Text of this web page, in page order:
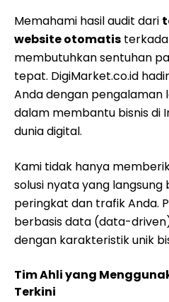
Memahami hasil audit dari
website otomatis
membutuhkan sentuhan
tepat. DigiMarket.co.id
Anda dengan pengalaman
dalam membantu bisnis di
dunia digital.
Kami tidak hanya
solusi nyata yang
peringkat dan trafik Anda.
berbasis data (data-
dengan karakteristik unik
Tim Ahli yang
Terkini